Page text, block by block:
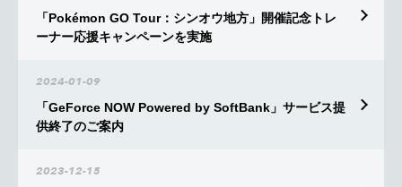
「Pokémon GO Tour：シンオウ地方」開催記念トレ
ーナー応援キャンペーンを実施
2024-01-09
「GeForce NOW Powered by SoftBank」サービス提
供終了のご案内
2023-12-15